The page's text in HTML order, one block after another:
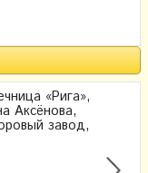
«Рига»,
Аксёнова,
завод,